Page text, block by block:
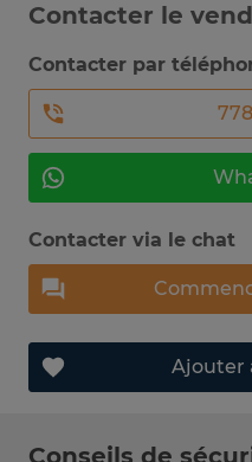
Contacter le
Contacter par
Contacter via le chat
Ajouter
Conseils de